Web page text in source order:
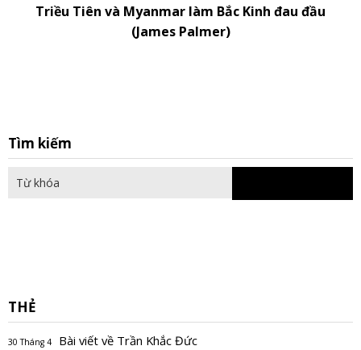
Triều Tiên và Myanmar làm Bắc Kinh đau đầu
(James Palmer)
Tìm kiếm
THẺ
30 Tháng 4 Bài viết về Trần Khắc Đức